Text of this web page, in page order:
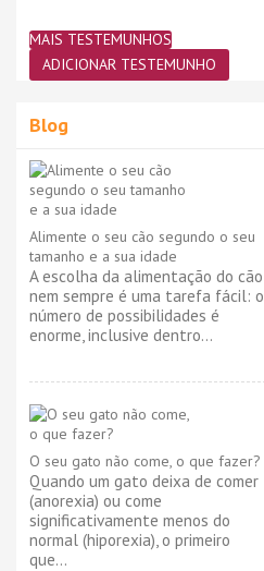
MAIS TESTEMUNHOS
ADICIONAR TESTEMUNHO
Blog
Alimente o seu cão segundo o seu
tamanho e a sua idade
A escolha da alimentação do cão
nem sempre é uma tarefa fácil: o
número de possibilidades é
enorme, inclusive dentro...
O seu gato não come, o que fazer?
Quando um gato deixa de comer
(anorexia) ou come
significativamente menos do
normal (hiporexia), o primeiro
que...